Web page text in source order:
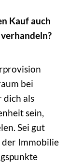
Kauf auch
bei
dich als
sein,
Sei gut
Immobilie